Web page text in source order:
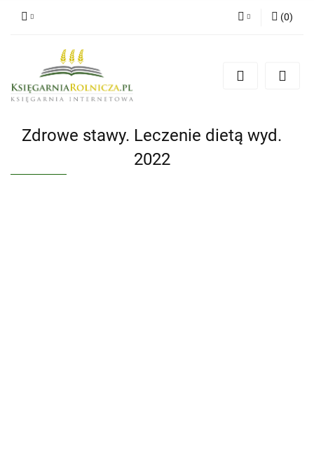
Zarejestruj się
(0)
Zdrowe stawy. Leczenie dietą wyd.
2022